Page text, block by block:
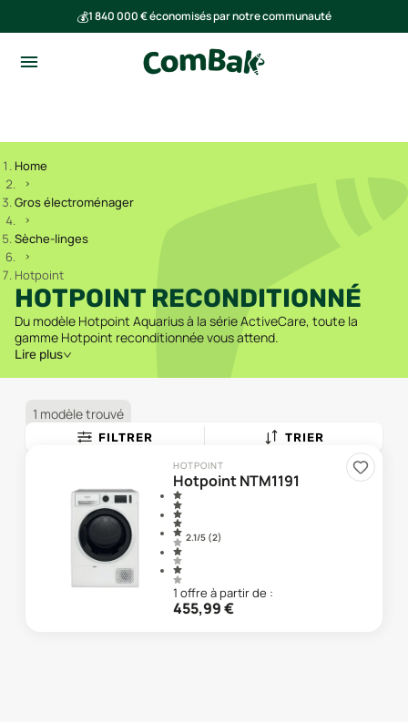
💰1 840 000 € économisés par notre communauté
Home
Gros électroménager
Sèche-linges
Hotpoint
HOTPOINT RECONDITIONNÉ
Du modèle Hotpoint Aquarius à la série ActiveCare, toute la
gamme Hotpoint reconditionnée vous attend.
Lire plus
1 modèle trouvé
FILTRER TRIER
HOTPOINT
Hotpoint NTM1191
2.1/5 (2)
1 offre à partir de :
455,99€